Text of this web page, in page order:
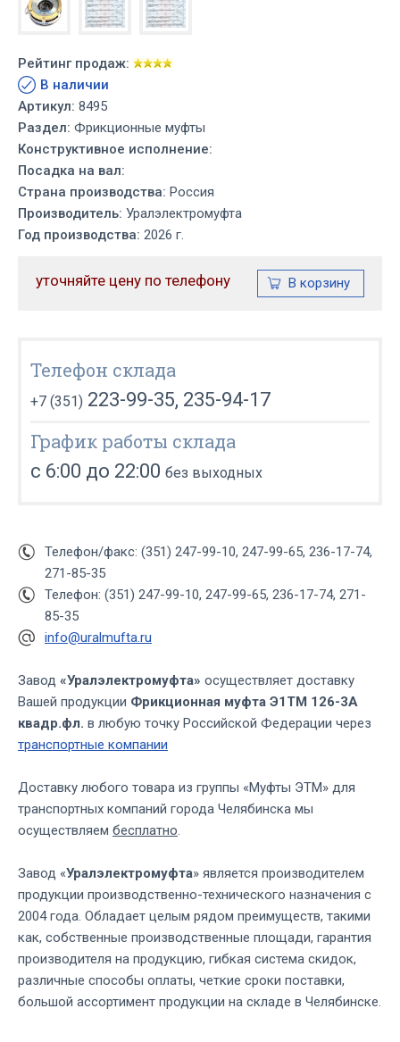
Рейтинг продаж:
В наличии
Артикул: 8495
Раздел: Фрикционные муфты
Конструктивное исполнение:
Посадка на вал:
Страна производства: Россия
Производитель: Уралэлектромуфта
Год производства: 2026 г.
уточняйте цену по телефону
Телефон склада
+7 (351) 223-99-35, 235-94-17
График работы склада
с 6:00 до 22:00 без выходных
Телефон/факс: (351) 247-99-10, 247-99-65, 236-17-74,
271-85-35
Телефон: (351) 247-99-10, 247-99-65, 236-17-74, 271-
85-35
info@uralmufta.ru
Завод «Уралэлектромуфта» осуществляет доставку
Вашей продукции Фрикционная муфта Э1ТМ 126-3А
квадр.фл. в любую точку Российской Федерации через
транспортные компании
Доставку любого товара из группы «Муфты ЭТМ» для
транспортных компаний города Челябинска мы
осуществляем бесплатно.
Завод «Уралэлектромуфта» является производителем
продукции производственно-технического назначения с
2004 года. Обладает целым рядом преимуществ, такими
как, собственные производственные площади, гарантия
производителя на продукцию, гибкая система скидок,
различные способы оплаты, четкие сроки поставки,
большой ассортимент продукции на складе в Челябинске.